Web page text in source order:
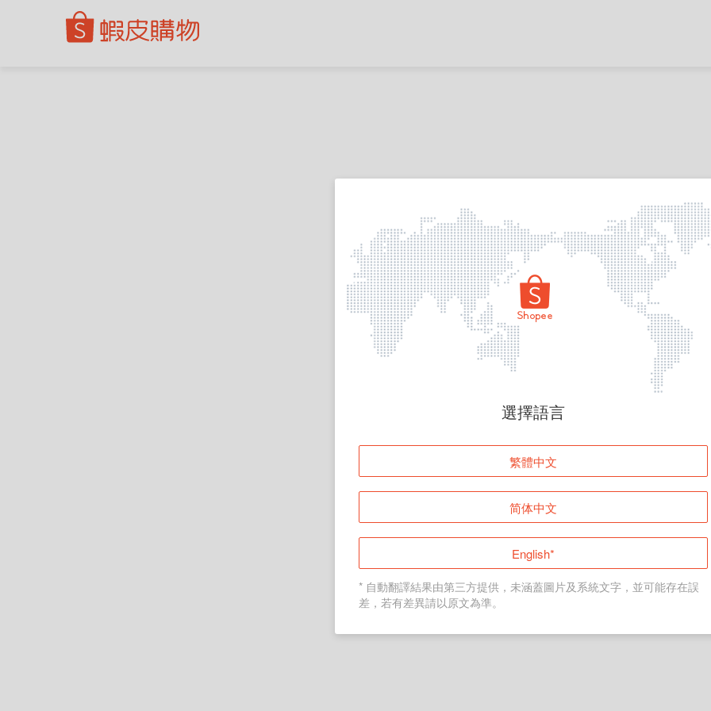
頁面無法顯示
登入
返回首頁
選擇語言
繁體中文
简体中文
English*
* 自動翻譯結果由第三方提供，未涵蓋圖片及系統文字，並可能存在誤
差，若有差異請以原文為準。